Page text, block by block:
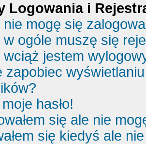
Logowania i
nie mogę się
w ogóle muszę się
wciąż jestem
zapobiec
hasło!
się ale nie
się kiedyś ale